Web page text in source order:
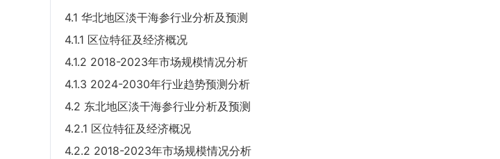
4.1 华北地区淡干海参行业分析及预测
4.1.1 区位特征及经济概况
4.1.2 2018-2023年市场规模情况分析
4.1.3 2024-2030年行业趋势预测分析
4.2 东北地区淡干海参行业分析及预测
4.2.1 区位特征及经济概况
4.2.2 2018-2023年市场规模情况分析